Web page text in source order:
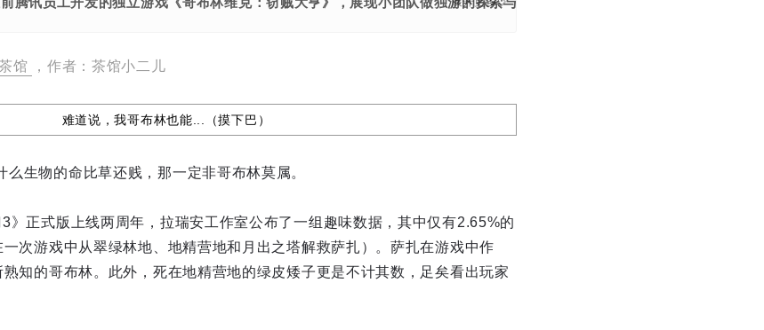
馆 ，作者：茶馆小二儿
难道说，我哥布林也能...（摸下巴）
生物的命比草还贱，那一定非哥布林莫属。
》正式版上线两周年，拉瑞安工作室公布了一组趣味数据，其中仅有2.65%的
一次游戏中从翠绿林地、地精营地和月出之塔解救萨扎）。萨扎在游戏中作
熟知的哥布林。此外，死在地精营地的绿皮矮子更是不计其数，足矣看出玩家